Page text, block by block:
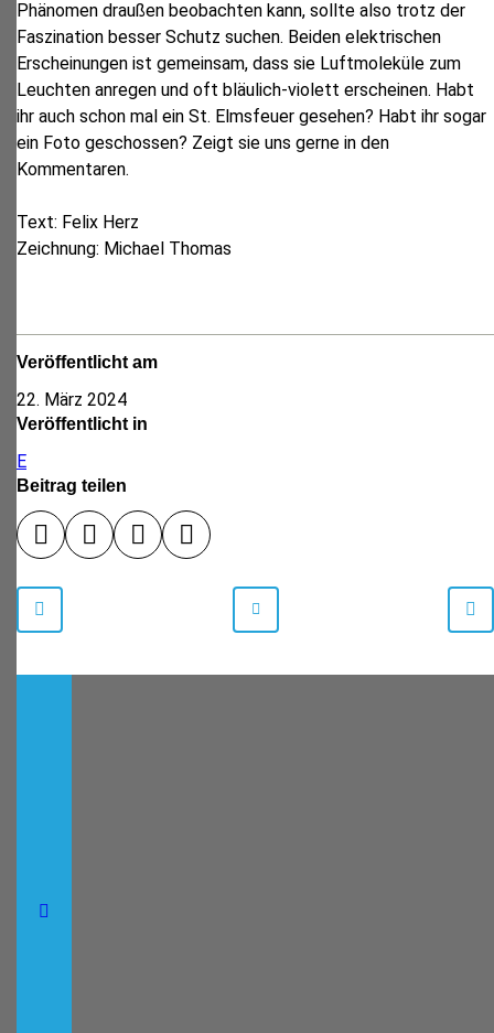
Phänomen draußen beobachten kann, sollte also trotz der
Faszination besser Schutz suchen. Beiden elektrischen
Erscheinungen ist gemeinsam, dass sie Luftmoleküle zum
Leuchten anregen und oft bläulich-violett erscheinen. Habt
ihr auch schon mal ein St. Elmsfeuer gesehen? Habt ihr sogar
ein Foto geschossen? Zeigt sie uns gerne in den
Kommentaren.
Text: Felix Herz
Zeichnung: Michael Thomas
Veröffentlicht am
22. März 2024
Veröffentlicht in
E
Beitrag teilen
FacebookTwitterWhatsApp
E-